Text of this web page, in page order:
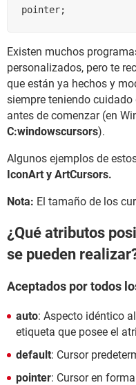
pointer;
Existen muchos
personalizados, pero te
que están ya hechos y
siempre teniendo
antes de comenzar (en
C:windowscursors).
Algunos ejemplos de
IconArt y ArtCursors.
Nota: El tamaño de los
¿Qué atributos
se pueden
Aceptados por todos
auto: Aspecto idéntico
etiqueta que posee el
default: Cursor
pointer: Cursor en